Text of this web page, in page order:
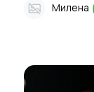
Милена